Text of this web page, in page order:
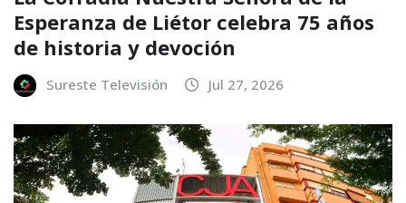
Esperanza de Liétor celebra 75 años
de historia y devoción
Sureste Televisión Jul 27, 2026